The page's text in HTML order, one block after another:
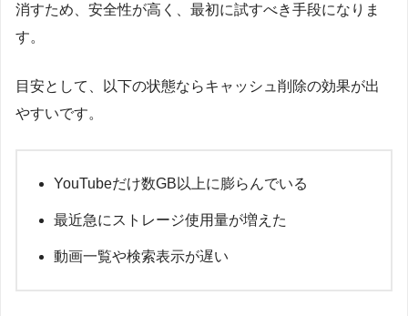
消すため、安全性が高く、最初に試すべき手段になりま
す。
目安として、以下の状態ならキャッシュ削除の効果が出
やすいです。
YouTubeだけ数GB以上に膨らんでいる
最近急にストレージ使用量が増えた
動画一覧や検索表示が遅い